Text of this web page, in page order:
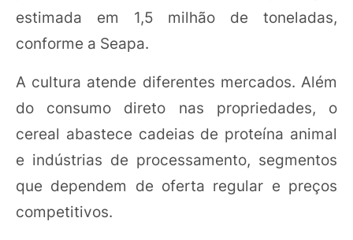
estimada em 1,5 milhão de toneladas,
conforme a Seapa.
A cultura atende diferentes mercados. Além
do consumo direto nas propriedades, o
cereal abastece cadeias de proteína animal
e indústrias de processamento, segmentos
que dependem de oferta regular e preços
competitivos.